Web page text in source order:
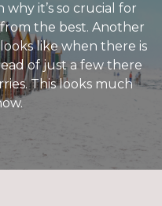
it’s so crucial for
the best. Another
like when there is
of just a few there
This looks much